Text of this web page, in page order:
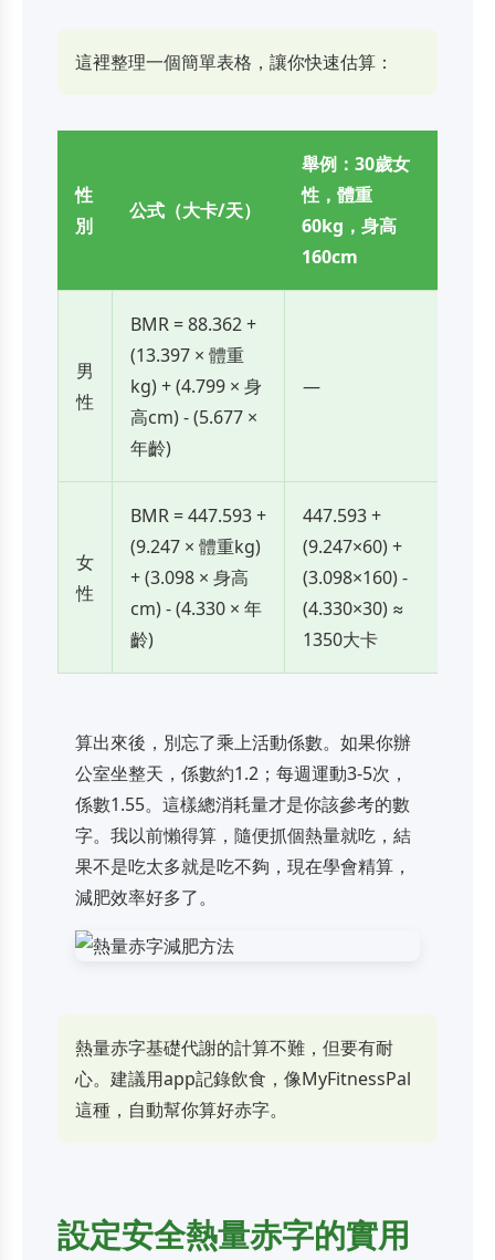
這裡整理一個簡單表格，讓你快速估算：
性
別
公式（大卡/天）
舉例：30歲女
性，體重
60kg，身高
160cm
男
性
BMR = 88.362 +
(13.397 × 體重
kg) + (4.799 × 身
高cm) - (5.677 ×
年齡)
—
女
性
BMR = 447.593 +
(9.247 × 體重kg)
+ (3.098 × 身高
cm) - (4.330 × 年
齡)
447.593 +
(9.247×60) +
(3.098×160) -
(4.330×30) ≈
1350大卡
算出來後，別忘了乘上活動係數。如果你辦
公室坐整天，係數約1.2；每週運動3-5次，
係數1.55。這樣總消耗量才是你該參考的數
字。我以前懶得算，隨便抓個熱量就吃，結
果不是吃太多就是吃不夠，現在學會精算，
減肥效率好多了。
熱量赤字基礎代謝的計算不難，但要有耐
心。建議用app記錄飲食，像MyFitnessPal
這種，自動幫你算好赤字。
設定安全熱量赤字的實用